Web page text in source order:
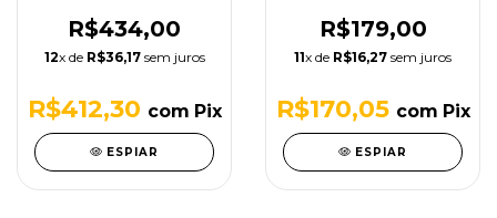
metros SHL116 Tpfoto
R$434,00
12x de R$36,17sem juros
R$412,30 com Pix
ESPIAR
Controle Remoto e
Tripé 1,9m
R$179,00
11x de R$16,27 sem juros
R$170,05 com Pix
ESPIAR